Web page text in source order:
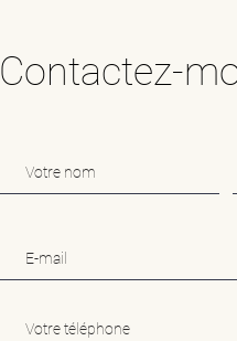
Contactez-